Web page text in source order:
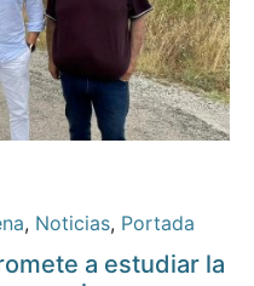
, Noticias, Portada
a estudiar la